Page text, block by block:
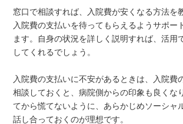
窓口で相談すれば、入院費が安くなる方法を
入院費の支払いを待ってもらえるようサポー
ます。自身の状況を詳しく説明すれば、活用
してくれるでしょう。
入院費の支払いに不安があるときは、入院費
相談しておくと、病院側からの印象も良くな
てから慌てないように、あらかじめソーシャ
話し合っておくのが理想です。